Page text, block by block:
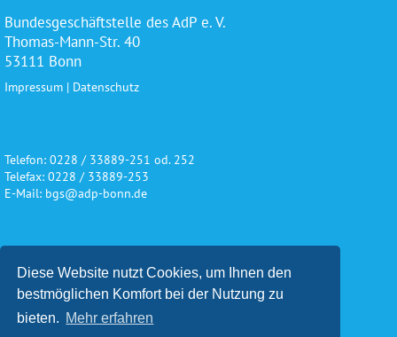
Diese Website nutzt Cookies, um Ihnen den
bestmöglichen Komfort bei der Nutzung zu
bieten. Mehr erfahren
Bundesgeschäftstelle des AdP e. V.
Thomas-Mann-Str. 40
53111 Bonn
Impressum | Datenschutz
Telefon: 0228 / 33889-251 od. 252
Telefax: 0228 / 33889-253
E-Mail: bgs@adp-bonn.de
Wir danken für die freundliche
Unterstützung und Förderung